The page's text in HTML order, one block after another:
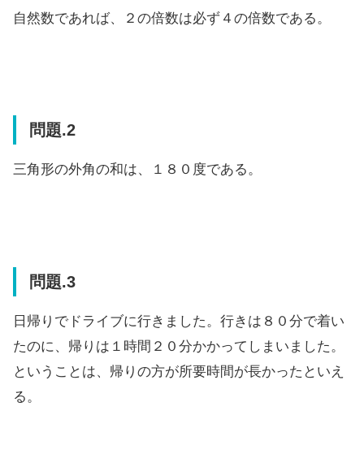
自然数であれば、２の倍数は必ず４の倍数である。
問題.2
三角形の外角の和は、１８０度である。
問題.3
日帰りでドライブに行きました。行きは８０分で着い
たのに、帰りは１時間２０分かかってしまいました。
ということは、帰りの方が所要時間が長かったといえ
る。